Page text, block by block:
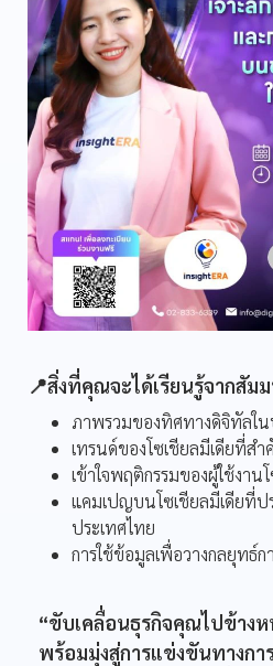
📍สิ่งที่คุณจะได้เรียนรู้จากสัม
ภาพรวมของทิศทางดิจิทัลใน
เทรนด์ของโซเชียลมีเดียที่ส
เข้าใจพฤติกรรมของผู้ใช้งาน
แคมเปญบนโซเชียลมีเดียที่ป
ประเทศไทย
การใช้ข้อมูลเพื่อวางกลยุทธ์ก
“ขับเคลื่อนธุรกิจคุณไปข้าง
พร้อมมุ่งสู่การแข่งขันทางกา